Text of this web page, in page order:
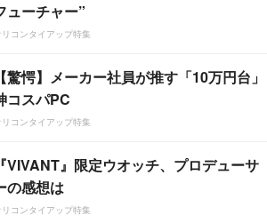
ューチャー”
リコンタイアップ特集
【驚愕】メーカー社員が推す「10万円台」
コスパPC
リコンタイアップ特集
『VIVANT』限定ウオッチ、プロデューサ
の感想は
リコンタイアップ特集